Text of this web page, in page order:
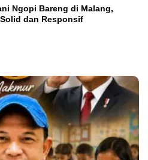
Ngopi Bareng di Malang,
dan Responsif